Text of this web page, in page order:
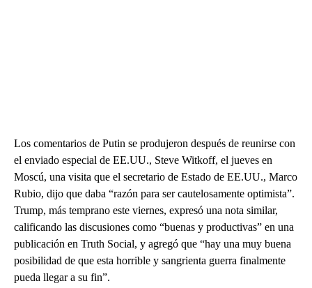
Los comentarios de Putin se produjeron después de reunirse con
el enviado especial de EE.UU., Steve Witkoff, el jueves en
Moscú, una visita que el secretario de Estado de EE.UU., Marco
Rubio, dijo que daba “razón para ser cautelosamente optimista”.
Trump, más temprano este viernes, expresó una nota similar,
calificando las discusiones como “buenas y productivas” en una
publicación en Truth Social, y agregó que “hay una muy buena
posibilidad de que esta horrible y sangrienta guerra finalmente
pueda llegar a su fin”.